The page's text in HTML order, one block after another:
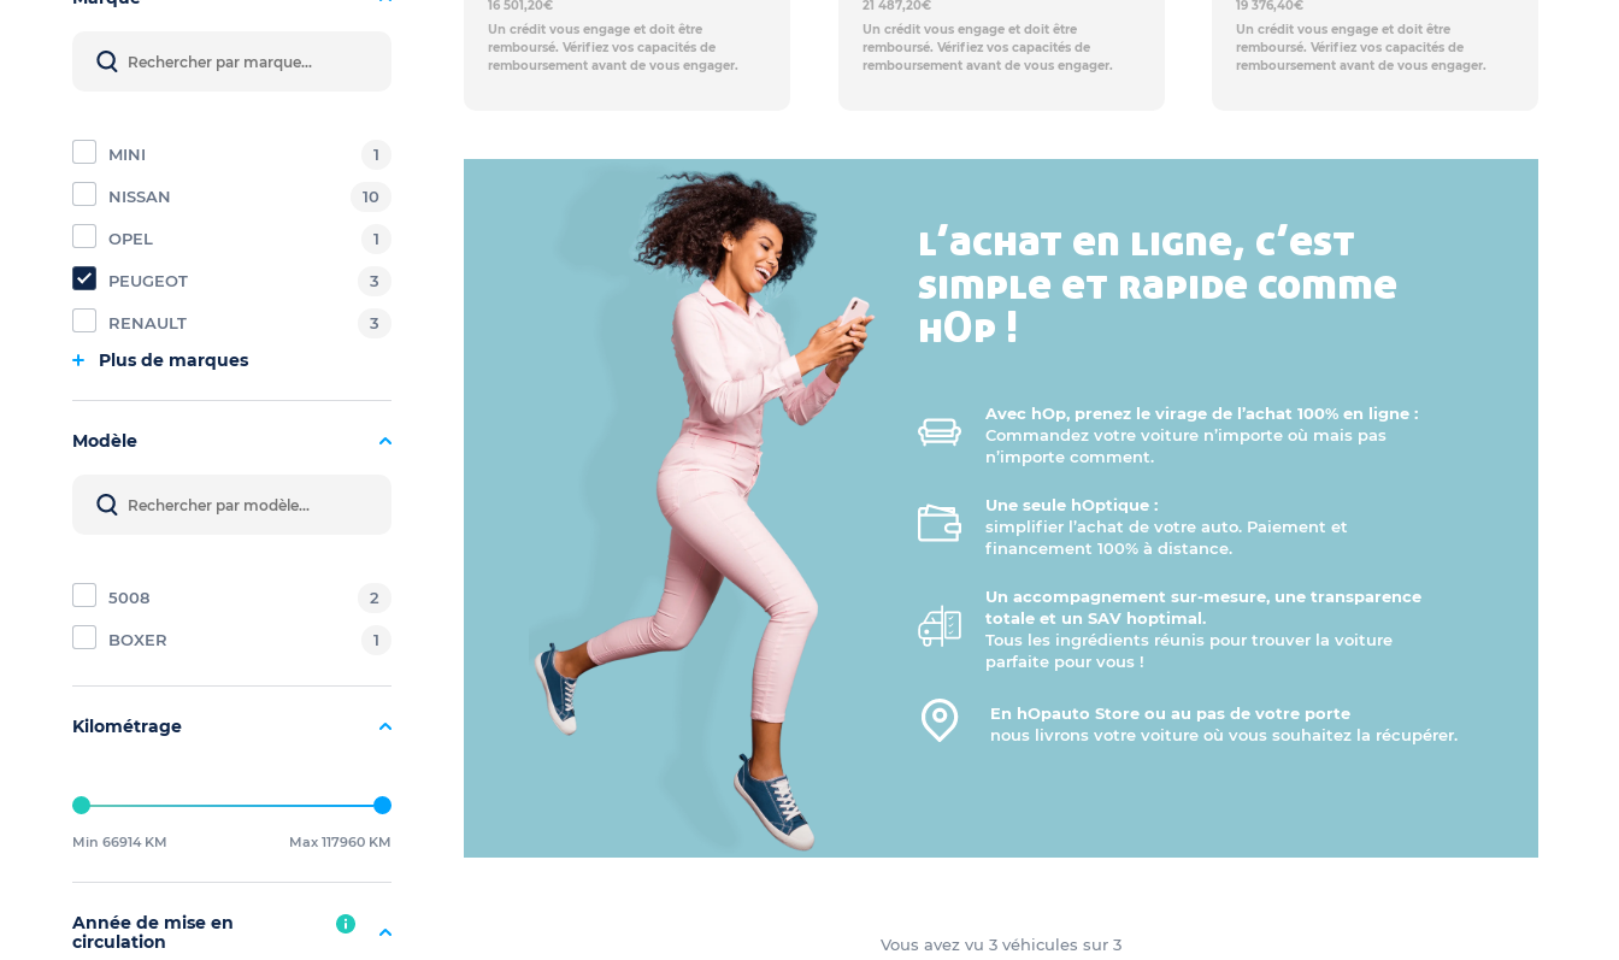
MINI 1
NISSAN 10
OPEL 1
PEUGEOT 3
RENAULT 3
Plus de marques
Modèle
5008 2
BOXER 1
Kilométrage
Min 66914 KM Max 117960 KM
Année de mise en
circulation
16 501,20€
Un crédit vous engage et doit être
remboursé. Vérifiez vos capacités de
remboursement avant de vous engager.
21 487,20€
Un crédit vous engage et doit être
remboursé. Vérifiez vos capacités de
remboursement avant de vous engager.
19 376,40€
Un crédit vous engage et doit être
remboursé. Vérifiez vos capacités de
remboursement avant de vous engager.
l’achat en ligne, c’est
simple et rapide comme
hOp !
Avec hOp, prenez le virage de l’achat 100% en ligne :
Commandez votre voiture n’importe où mais pas
n’importe comment.
Une seule hOptique :
simplifier l’achat de votre auto. Paiement et
financement 100% à distance.
Un accompagnement sur-mesure, une transparence
totale et un SAV hoptimal.
Tous les ingrédients réunis pour trouver la voiture
parfaite pour vous !
En hOpauto Store ou au pas de votre porte
nous livrons votre voiture où vous souhaitez la récupérer.
Vous avez vu 3 véhicules sur 3